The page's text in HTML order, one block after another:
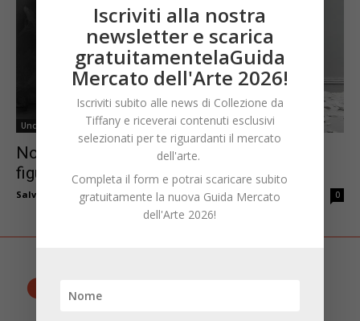
Uncategorized
Non abbiamo più tempo per niente,
figuriamoci per l’arte.
Salvatore Ditaranto - Aprile 19, 2024 0
Iscriviti alla nostra
newsletter e scarica
gratuitamentelaGuida
Mercato dell'Arte 2026!
Iscriviti subito alle news di Collezione da
Tiffany e riceverai contenuti esclusivi
selezionati per te riguardanti il mercato
dell'arte.
Completa il form e potrai scaricare subito
gratuitamente la nuova Guida Mercato
dell'Arte 2026!